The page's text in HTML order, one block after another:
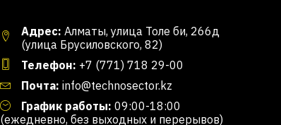
Адрес: Алматы, улица Толе би, 266д
(улица Брусиловского, 82)
Телефон: +7 (771) 718 29-00
Почта: info@technosector.kz
График работы: 09:00-18:00
(ежедневно, без выходных и перерывов)